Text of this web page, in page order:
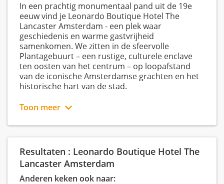
In een prachtig monumentaal pand uit de 19e
eeuw vind je Leonardo Boutique Hotel The
Lancaster Amsterdam - een plek waar
geschiedenis en warme gastvrijheid
samenkomen. We zitten in de sfeervolle
Plantagebuurt – een rustige, culturele enclave
ten oosten van het centrum – op loopafstand
van de iconische Amsterdamse grachten en het
historische hart van de stad.
Onze kamers zijn zorgvuldig ingericht en
gebouw, maar dan met alle hedendaagse luxe en
modern design: van elegante kamers voor
hele gezin.
Of je nou wereldberoemde musea wilt bezoeken,
Toon meer
Resultaten : Leonardo Boutique Hotel The
Lancaster Amsterdam
Anderen keken ook naar: